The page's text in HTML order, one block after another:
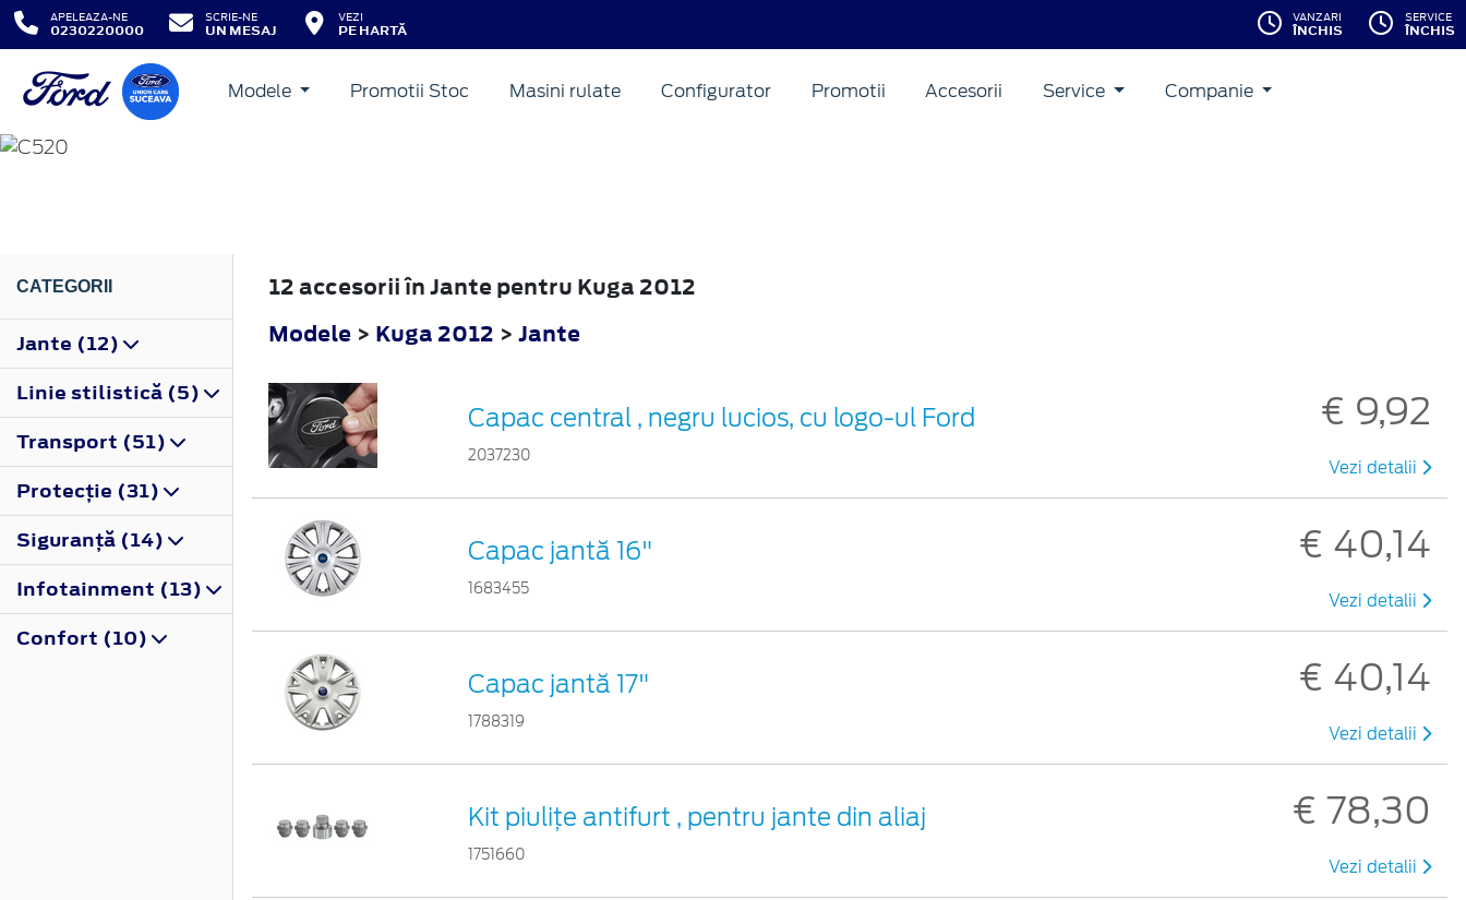
APELEAZA-NE
0230220000
SCRIE-NE
UN MESAJ
VEZI
PE HARTĂ
VANZARI
ÎNCHIS
SERVICE
ÎNCHIS
Modele Promotii Stoc Masini rulate Configurator Promotii Accesorii Service Companie
KUGA
CATEGORII
Jante (12)
Linie stilistică (5)
Transport (51)
Protecţie (31)
Siguranţă (14)
Infotainment (13)
Confort (10)
12 accesorii în Jante pentru Kuga 2012
Modele > Kuga 2012 > Jante
Capac central , negru lucios, cu logo-ul Ford
2037230
€ 9,92
Vezi detalii
Capac jantă 16"
1683455
€ 40,14
Vezi detalii
Capac jantă 17"
1788319
€ 40,14
Vezi detalii
Kit piuliţe antifurt , pentru jante din aliaj
1751660
€ 78,30
Vezi detalii